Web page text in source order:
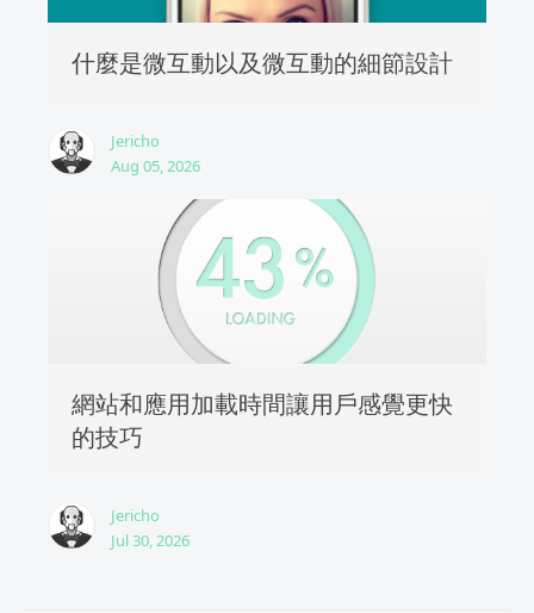
什麼是微互動以及微互動的細節設計
Jericho
Aug 05, 2026
網站和應用加載時間讓用戶感覺更快
的技巧
Jericho
Jul 30, 2026